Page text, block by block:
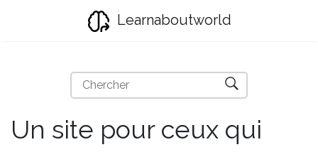
Learnaboutworld
Un site pour ceux qui